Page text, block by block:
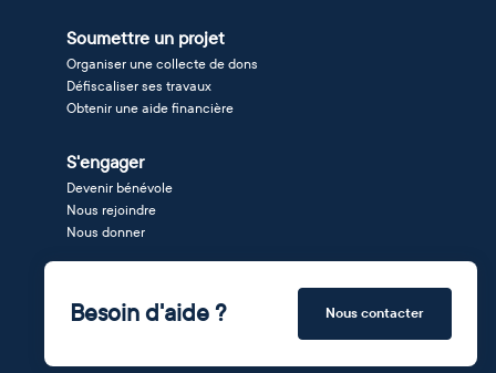
Soumettre un projet
Organiser une collecte de dons
Défiscaliser ses travaux
Obtenir une aide financière
S'engager
Devenir bénévole
Nous rejoindre
Nous donner
Besoin d'aide ? Nous contacter